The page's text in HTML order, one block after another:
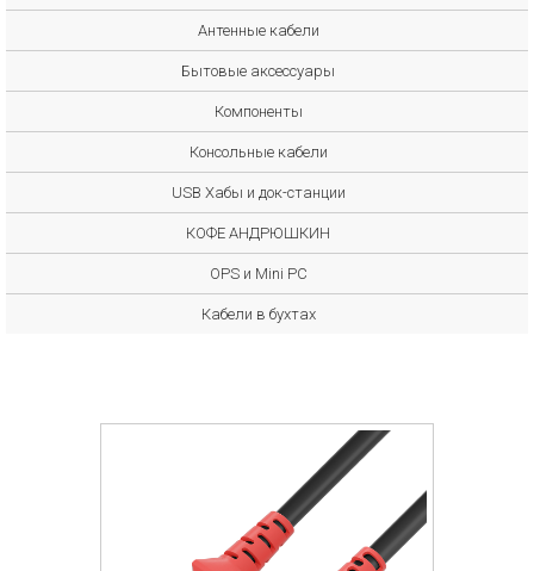
Антенные кабели
Бытовые аксессуары
Компоненты
Консольные кабели
USB Хабы и док-станции
КОФЕ АНДРЮШКИН
OPS и Mini PC
Кабели в бухтах